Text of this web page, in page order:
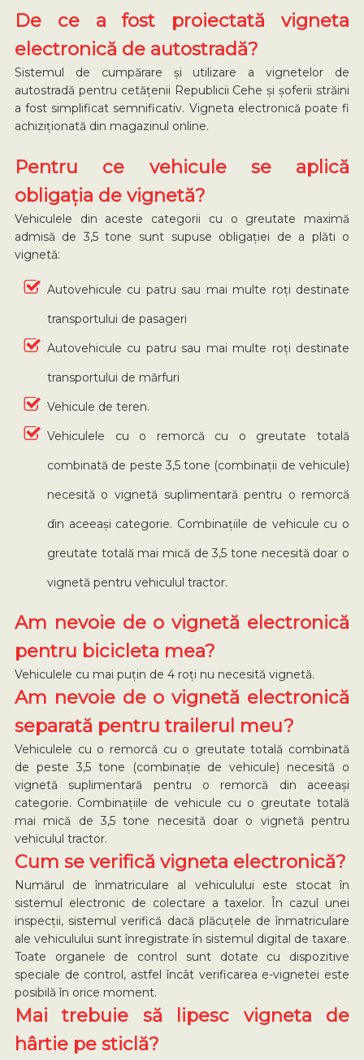
De ce a fost proiectată vigneta
electronică de autostradă?
Sistemul de cumpărare și utilizare a vignetelor de
autostradă pentru cetățenii Republicii Cehe și șoferii străini
a fost simplificat semnificativ. Vigneta electronică poate fi
achiziționată din magazinul online.
Pentru ce vehicule se aplică
obligația de vignetă?
Vehiculele din aceste categorii cu o greutate maximă
admisă de 3,5 tone sunt supuse obligației de a plăti o
vignetă:
Autovehicule cu patru sau mai multe roți destinate
transportului de pasageri
Autovehicule cu patru sau mai multe roți destinate
transportului de mărfuri
Vehicule de teren.
Vehiculele cu o remorcă cu o greutate totală
combinată de peste 3,5 tone (combinații de vehicule)
necesită o vignetă suplimentară pentru o remorcă
din aceeași categorie. Combinațiile de vehicule cu o
greutate totală mai mică de 3,5 tone necesită doar o
vignetă pentru vehiculul tractor.
Am nevoie de o vignetă electronică
pentru bicicleta mea?
Vehiculele cu mai puțin de 4 roți nu necesită vignetă.
Am nevoie de o vignetă electronică
separată pentru trailerul meu?
Vehiculele cu o remorcă cu o greutate totală combinată
de peste 3,5 tone (combinație de vehicule) necesită o
vignetă suplimentară pentru o remorcă din aceeași
categorie. Combinațiile de vehicule cu o greutate totală
mai mică de 3,5 tone necesită doar o vignetă pentru
vehiculul tractor.
Cum se verifică vigneta electronică?
Numărul de înmatriculare al vehiculului este stocat în
sistemul electronic de colectare a taxelor. În cazul unei
inspecții, sistemul verifică dacă plăcuțele de înmatriculare
ale vehiculului sunt înregistrate în sistemul digital de taxare.
Toate organele de control sunt dotate cu dispozitive
speciale de control, astfel încât verificarea e-vignetei este
posibilă în orice moment.
Mai trebuie să lipesc vigneta de
hârtie pe sticlă?